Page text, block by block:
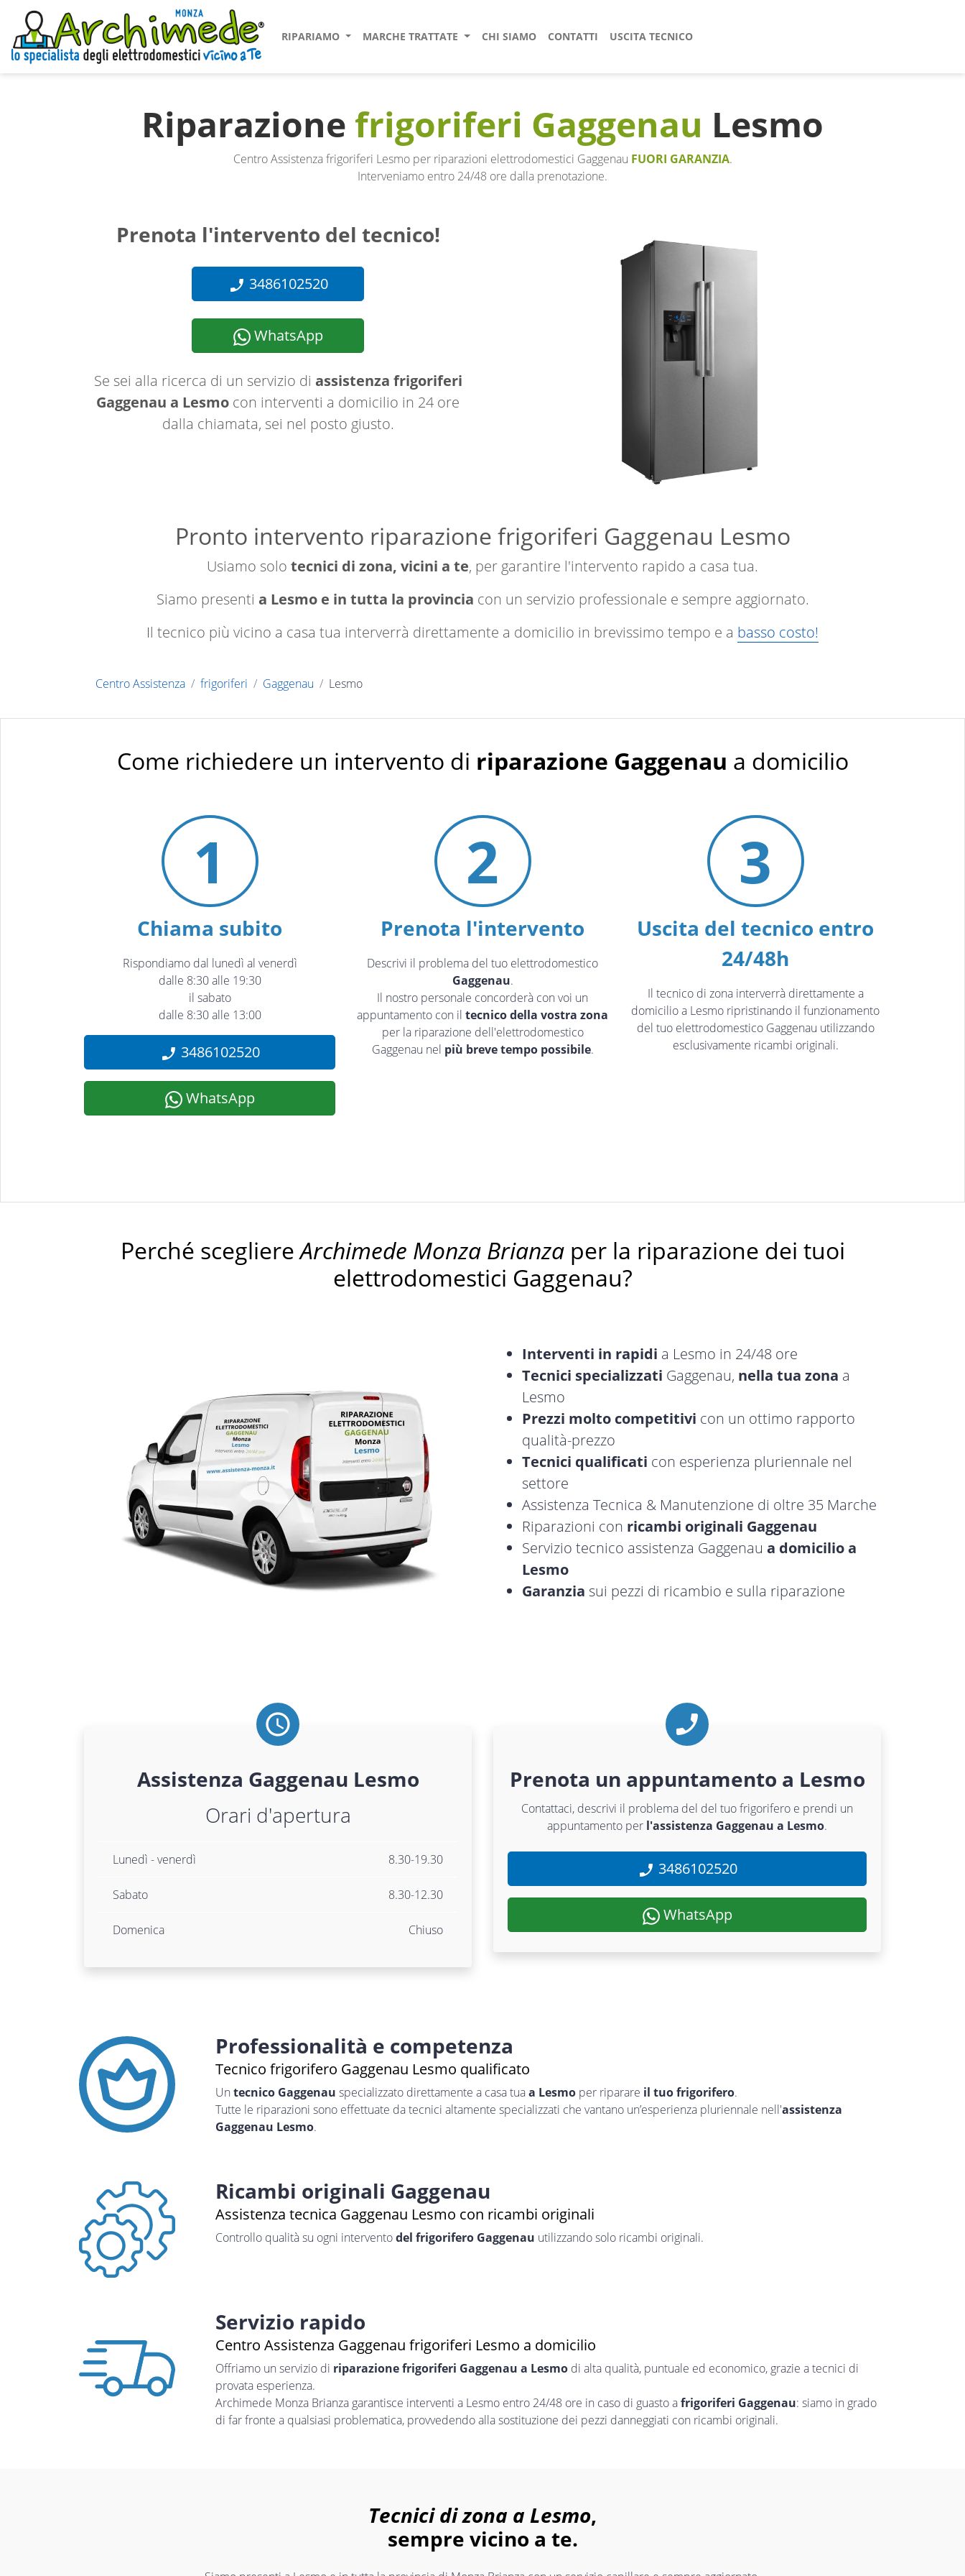
RIPARIAMO MARCHE TRATTATE CHI SIAMO CONTATTI USCITA TECNICO
Riparazione frigoriferi Gaggenau Lesmo
Centro Assistenza frigoriferi Lesmo per riparazioni elettrodomestici Gaggenau FUORI GARANZIA.
Interveniamo entro 24/48 ore dalla prenotazione.
Prenota l'intervento del tecnico!
3486102520
WhatsApp
Se sei alla ricerca di un servizio di assistenza frigoriferi
Gaggenau a Lesmo con interventi a domicilio in 24 ore
dalla chiamata, sei nel posto giusto.
Pronto intervento riparazione frigoriferi Gaggenau Lesmo
Usiamo solo tecnici di zona, vicini a te, per garantire l'intervento rapido a casa tua.
Siamo presenti a Lesmo e in tutta la provincia con un servizio professionale e sempre aggiornato.
Il tecnico più vicino a casa tua interverrà direttamente a domicilio in brevissimo tempo e a basso costo!
Centro Assistenza frigoriferi Gaggenau Lesmo
Come richiedere un intervento di riparazione Gaggenau a domicilio
1
Chiama subito
Rispondiamo dal lunedì al venerdì
dalle 8:30 alle 19:30
il sabato
dalle 8:30 alle 13:00
3486102520
WhatsApp
2
Prenota l'intervento
Descrivi il problema del tuo elettrodomestico
Gaggenau.
Il nostro personale concorderà con voi un
appuntamento con il tecnico della vostra zona
per la riparazione dell'elettrodomestico
Gaggenau nel più breve tempo possibile.
3
Uscita del tecnico entro
24/48h
Il tecnico di zona interverrà direttamente a
domicilio a Lesmo ripristinando il funzionamento
del tuo elettrodomestico Gaggenau utilizzando
esclusivamente ricambi originali.
Perché scegliereArchimede Monza Brianzaper la riparazione dei tuoi
elettrodomestici Gaggenau?
Interventi in rapidi a Lesmo in 24/48 ore
Tecnici specializzati Gaggenau, nella tua zona a
Lesmo
Prezzi molto competitivi con un ottimo rapporto
qualità-prezzo
Tecnici qualificati con esperienza pluriennale nel
settore
Assistenza Tecnica & Manutenzione di oltre 35 Marche
Riparazioni con ricambi originali Gaggenau
Servizio tecnico assistenza Gaggenau a domicilio a
Lesmo
Garanzia sui pezzi di ricambio e sulla riparazione
Assistenza Gaggenau Lesmo
Orari d'apertura
Lunedì - venerdì 8.30-19.30
Sabato 8.30-12.30
Domenica Chiuso
Prenota un appuntamento a Lesmo
Contattaci, descrivi il problema del del tuo frigorifero e prendi un
appuntamento per l'assistenza Gaggenau a Lesmo.
3486102520
WhatsApp
Professionalità e competenza
Tecnico frigorifero Gaggenau Lesmo qualificato
Un tecnico Gaggenau specializzato direttamente a casa tuaa Lesmo per riparare il tuo frigorifero.
Tutte le riparazioni sono effettuate da tecnici altamente specializzati che vantano un’esperienza pluriennale nell'assistenza
Gaggenau Lesmo.
Ricambi originali Gaggenau
Assistenza tecnica Gaggenau Lesmo con ricambi originali
Controllo qualità su ogni interventodel frigorifero Gaggenau utilizzando solo ricambi originali.
Servizio rapido
Centro Assistenza Gaggenau frigoriferi Lesmo a domicilio
Offriamo un servizio di riparazione frigoriferi Gaggenau a Lesmo di alta qualità, puntuale ed economico, grazie a tecnici di
provata esperienza.
Archimede Monza Brianza garantisce interventi a Lesmo entro 24/48 ore in caso di guasto afrigoriferi Gaggenau: siamo in grado
di far fronte a qualsiasi problematica, provvedendo alla sostituzione dei pezzi danneggiati con ricambi originali.
Tecnici di zona a Lesmo,
sempre vicino a te.